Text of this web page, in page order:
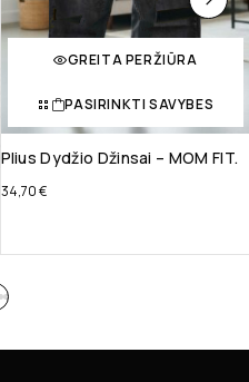
GREITA PERŽIŪRA
PASIRINKTI SAVYBES
Plius Dydžio Džinsai – MOM FIT.
34,70€